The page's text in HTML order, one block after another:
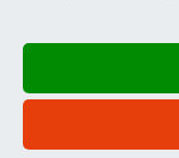
in Deutschland
zu sehr vom
Das Studium